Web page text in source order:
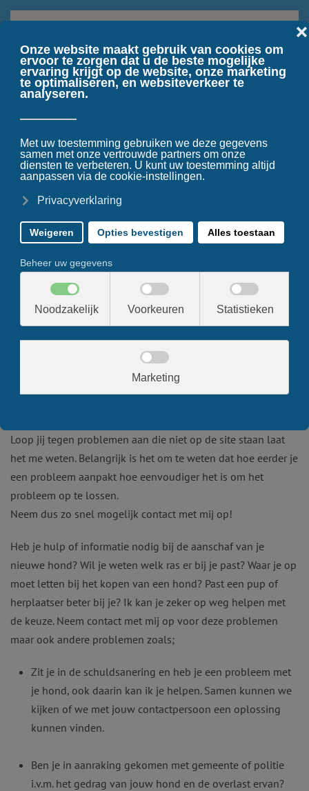
Hulp bij gedragsproblemen met
Loop jij tegen problemen aan die niet op de site staan laat
het me weten. Belangrijk is het om te weten dat hoe eerder je
een probleem aanpakt hoe eenvoudiger het is om het
probleem op te lossen.
Neem dus zo snel mogelijk contact met mij op!
Heb je hulp of informatie nodig bij de aanschaf van je
nieuwe hond? Wil je weten welk ras er bij je past? Waar je op
moet letten bij het kopen van een hond? Past een pup of
herplaatser beter bij je? Ik kan je zeker op weg helpen met
de keuze. Neem contact met mij op voor deze problemen
maar ook andere problemen zoals;
Zit je in de schuldsanering en heb je een probleem met
je hond, ook daarin kan ik je helpen. Samen kunnen we
kijken of we met jouw contactpersoon een oplossing
kunnen vinden.
Ben je in aanraking gekomen met gemeente of politie
i.v.m. het gedrag van jouw hond en de overlast ervan?